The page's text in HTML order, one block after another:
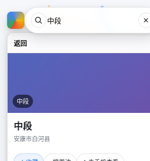
返回
中段
中段
安康市白河县